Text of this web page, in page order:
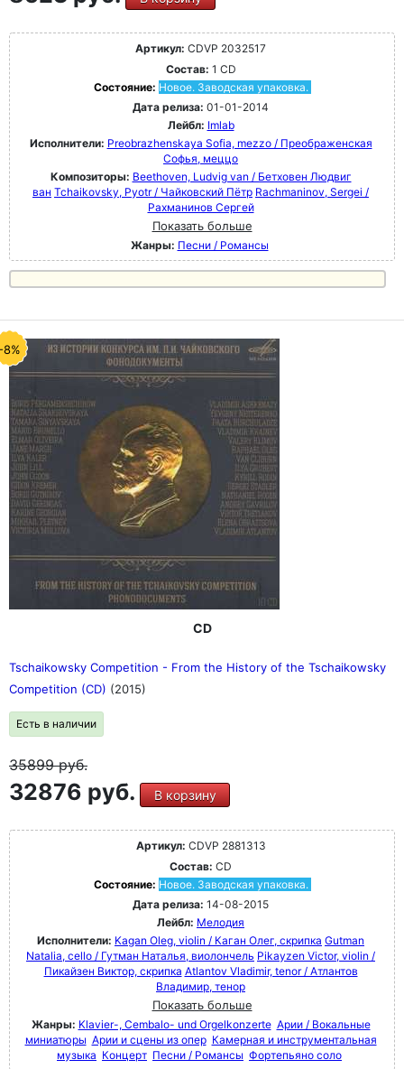
Артикул: CDVP 2032517
Состав: 1 CD
Состояние: Новое. Заводская упаковка.
Дата релиза: 01-01-2014
Лейбл: Imlab
Исполнители: Preobrazhenskaya Sofia, mezzo / Преображенская
Софья, меццо
Композиторы: Beethoven, Ludvig van / Бетховен Людвиг
ван Tchaikovsky, Pyotr / Чайковский Пётр Rachmaninov, Sergei /
Рахманинов Сергей
Показать больше
Жанры: Песни / Романсы
8%
CD
Tschaikowsky Competition - From the History of the Tschaikowsky
Competition (CD) (2015)
Есть в наличии
35899руб.
32876 руб. В корзину
Артикул: CDVP 2881313
Состав: CD
Состояние: Новое. Заводская упаковка.
Дата релиза: 14-08-2015
Лейбл: Мелодия
Исполнители: Kagan Oleg, violin / Каган Oлег, скрипка Gutman
Natalia, cello / Гутман Наталья, виолончель Pikayzen Victor, violin /
Пикайзен Виктор, скрипка Atlantov Vladimir, tenor / Атлантов
Владимир, тенор
Показать больше
Жанры: Klavier-, Cembalo- und Orgelkonzerte Арии / Вокальные
миниатюры Арии и сцены из опер Камерная и инструментальная
музыка Концерт Песни / Романсы Фортепьяно соло